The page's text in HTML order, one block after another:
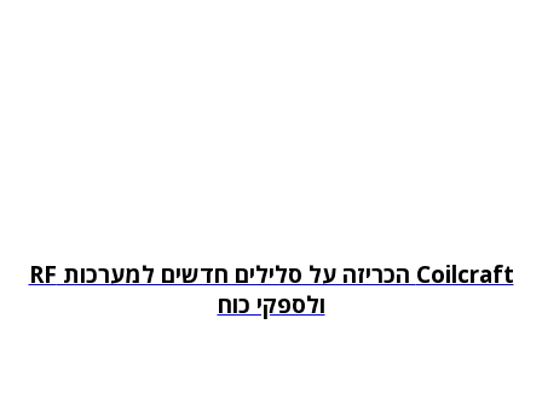
Coilcraft הכריזה על סלילים חדשים למערכות RF
ולספקי כוח